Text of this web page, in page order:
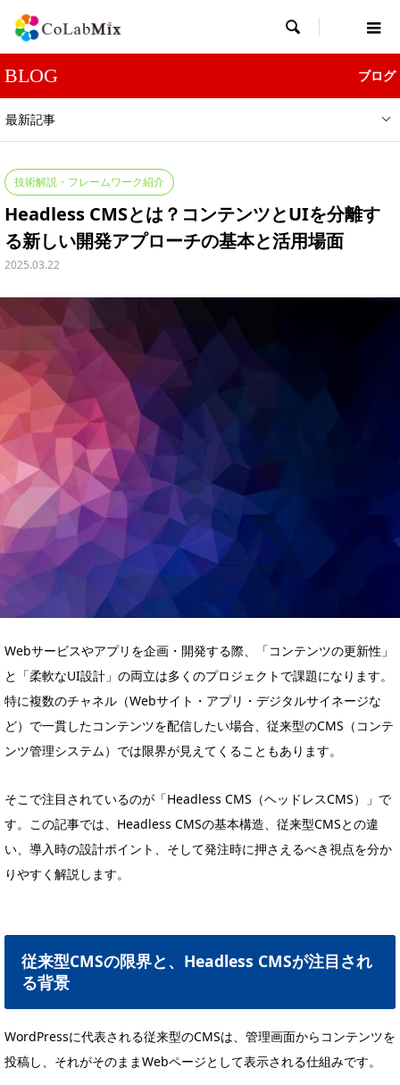

BLOG ブログ
最新記事
技術解説・フレームワーク紹介
Headless CMSとは？コンテンツとUIを分離す
る新しい開発アプローチの基本と活用場面
2025.03.22
Webサービスやアプリを企画・開発する際、「コンテンツの更新性」
と「柔軟なUI設計」の両立は多くのプロジェクトで課題になります。
特に複数のチャネル（Webサイト・アプリ・デジタルサイネージな
ど）で一貫したコンテンツを配信したい場合、従来型のCMS（コンテ
ンツ管理システム）では限界が見えてくることもあります。
そこで注目されているのが「Headless CMS（ヘッドレスCMS）」で
す。この記事では、Headless CMSの基本構造、従来型CMSとの違
い、導入時の設計ポイント、そして発注時に押さえるべき視点を分か
りやすく解説します。
従来型CMSの限界と、Headless CMSが注目され
る背景
WordPressに代表される従来型のCMSは、管理画面からコンテンツを
投稿し、それがそのままWebページとして表示される仕組みです。